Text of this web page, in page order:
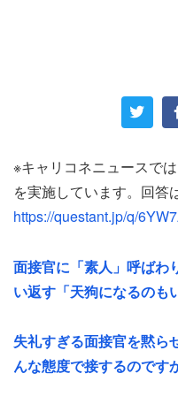
も無理はない。言うまで
交通費も出なかったよう
る。結果、内定は出たが
「親族の長い闘病と介護
して欲しかった。」
と悲痛な胸中をつづった
を受けた。そこでまたも
※キャリコネニュースで
を実施しています。回答
https://questant.jp/q/
面接官に「素人」呼ばわ
い返す「天狗になるのも
失礼すぎる面接官を黙ら
んな態度で接するのです